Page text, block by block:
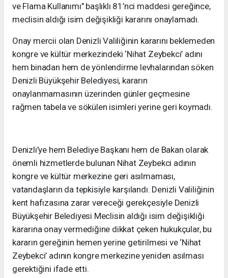
ve Flama Kullanımı" başlıklı 81’nci maddesi gereğince,
meclisin aldığı isim değişikliği kararını onaylamadı.
Onay mercii olan Denizli Valiliğinin kararını beklemeden
kongre ve kültür merkezindeki ‘Nihat Zeybekci’ adını
hem binadan hem de yönlendirme levhalarından söken
Denizli Büyükşehir Belediyesi, kararın
onaylanmamasının üzerinden günler geçmesine
rağmen tabela ve sökülen isimleri yerine geri koymadı.
Denizli’ye hem Belediye Başkanı hem de Bakan olarak
önemli hizmetlerde bulunan Nihat Zeybekci adının
kongre ve kültür merkezine geri asılmaması,
vatandaşların da tepkisiyle karşılandı. Denizli Valiliğinin
kent hafızasına zarar vereceği gerekçesiyle Denizli
Büyükşehir Belediyesi Meclisin aldığı isim değişikliği
kararına onay vermediğine dikkat çeken hukukçular, bu
kararın gereğinin hemen yerine getirilmesi ve ‘Nihat
Zeybekci’ adının kongre merkezine yeniden asılması
gerektiğini ifade etti.